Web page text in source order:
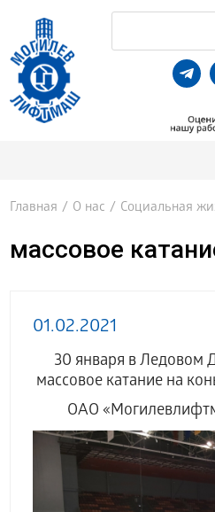
Главная / О нас / Социальная
массовое
01.02.2021
30 января в Ледовом
массовое катание на
ОАО